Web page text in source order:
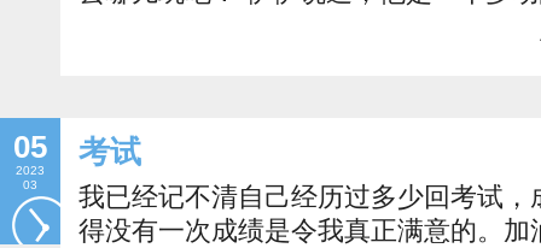
05
2023
03
考试
我已经记不清自己经历过多少回考试
得没有一次成绩是令我真正满意的。